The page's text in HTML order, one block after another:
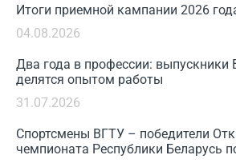
Итоги приемной кампании 2026
04.08.2026
Два года в профессии: выпускники
делятся опытом работы
31.07.2026
Спортсмены ВГТУ – победители
чемпионата Республики Беларусь